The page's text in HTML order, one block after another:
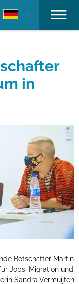
in
Botschafter Martin
Jobs, Migration und
Sandra Vermuijten